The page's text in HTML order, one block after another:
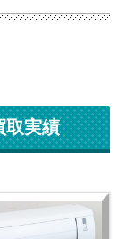
取実績